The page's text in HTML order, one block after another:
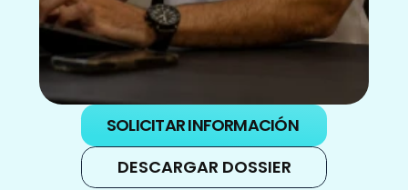
SOLICITAR INFORMACIÓN
DESCARGAR DOSSIER